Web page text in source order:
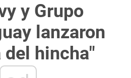
y Grupo
lanzaron
del hincha"